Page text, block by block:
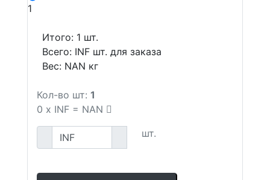
1
Итого: 1 шт.
Всего: INF шт. для заказа
Вес: NAN кг
Кол-во шт: 1
0 x INF = NAN
шт.